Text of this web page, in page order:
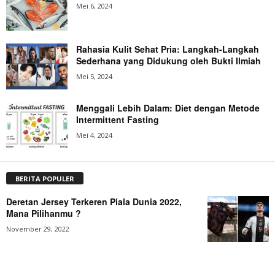
Mei 6, 2024
Rahasia Kulit Sehat Pria: Langkah-Langkah
Sederhana yang Didukung oleh Bukti Ilmiah
Mei 5, 2024
Menggali Lebih Dalam: Diet dengan Metode
Intermittent Fasting
Mei 4, 2024
BERITA POPULER
Deretan Jersey Terkeren Piala Dunia 2022,
Mana Pilihanmu ?
November 29, 2022